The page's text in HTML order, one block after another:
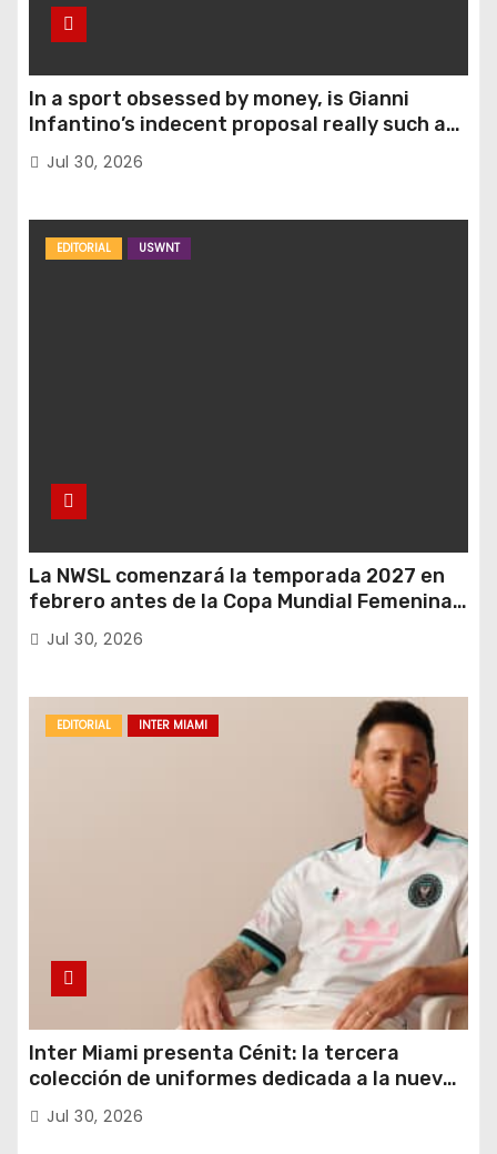
In a sport obsessed by money, is Gianni
Infantino’s indecent proposal really such a
surprise?
Jul 30, 2026
EDITORIAL USWNT
La NWSL comenzará la temporada 2027 en
febrero antes de la Copa Mundial Femenina
del próximo verano.
Jul 30, 2026
EDITORIAL INTER MIAMI
Inter Miami presenta Cénit: la tercera
colección de uniformes dedicada a la nueva
casa y al logro del club en nuevas alturas
Jul 30, 2026